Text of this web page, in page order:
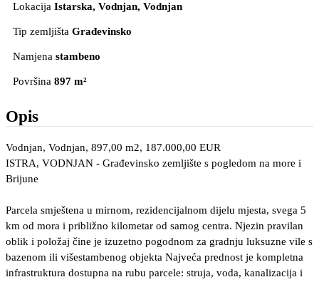
Lokacija Istarska, Vodnjan, Vodnjan
Tip zemljišta Građevinsko
Namjena stambeno
Površina 897 m²
Opis
Vodnjan, Vodnjan, 897,00 m2, 187.000,00 EUR
ISTRA, VODNJAN - Građevinsko zemljište s pogledom na more i
Brijune
Parcela smještena u mirnom, rezidencijalnom dijelu mjesta, svega 5
km od mora i približno kilometar od samog centra. Njezin pravilan
oblik i položaj čine je izuzetno pogodnom za gradnju luksuzne vile s
bazenom ili višestambenog objekta Najveća prednost je kompletna
infrastruktura dostupna na rubu parcele: struja, voda, kanalizacija i